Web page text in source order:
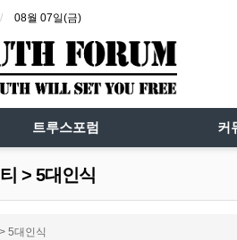
08월 07일(금)
트루스포럼 커
> 5대인식
5대인식